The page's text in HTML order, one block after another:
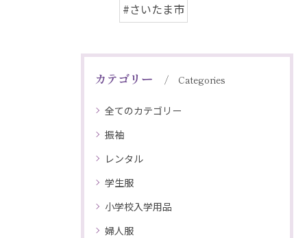
#さいたま市
カテゴリー Categories
全てのカテゴリー
振袖
レンタル
学生服
小学校入学用品
婦人服